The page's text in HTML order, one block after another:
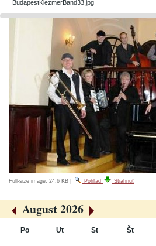
BudapestKlezmerBand33.jpg
Full-size image: 24.6 KB Pohľad Stiahnuť
«
August 2026
»
Po Ut St Št